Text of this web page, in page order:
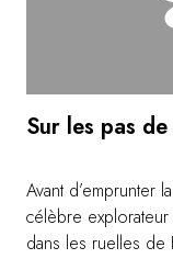
Sur les pas
Avant d’emprunter
célèbre
dans les ruelles de